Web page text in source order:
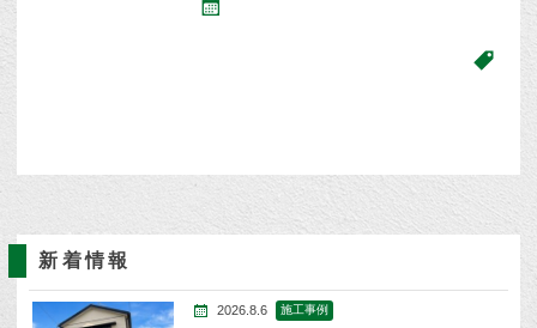
新着情報
2026.8.6 施工事例